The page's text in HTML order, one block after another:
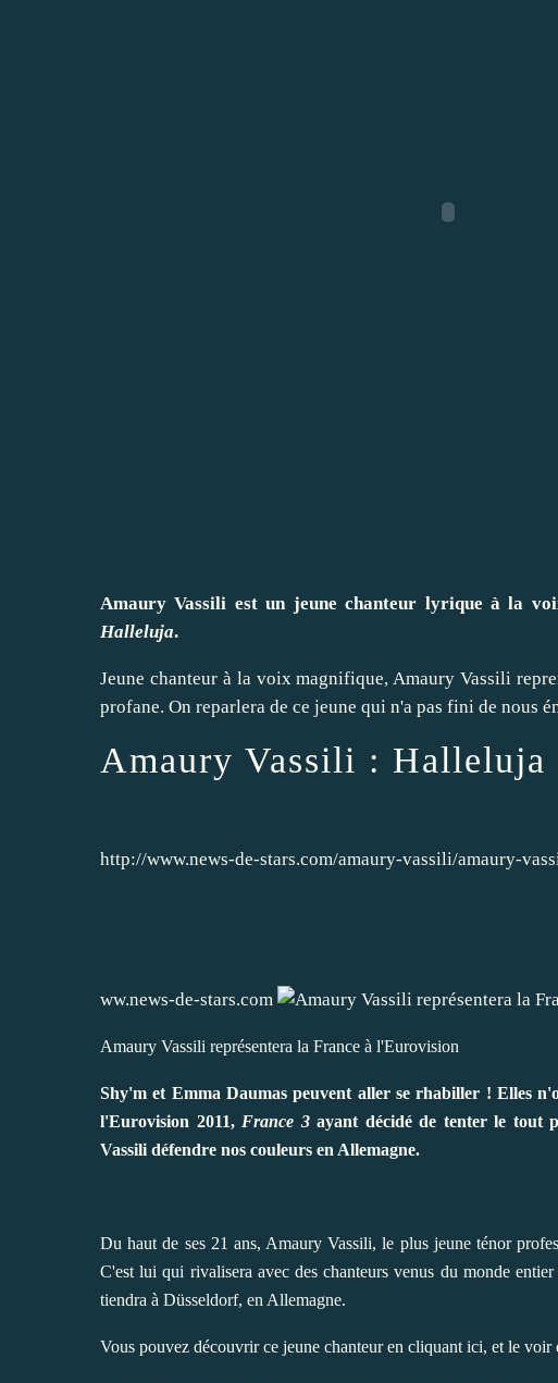
Amaury Vassili est un jeune chanteur lyrique à la
Halleluja.
Jeune chanteur à la voix magnifique, Amaury Vassili
profane. On reparlera de ce jeune qui n'a pas fini de nous
Amaury Vassili : Halleluja
http://www.news-de-stars.com/amaury-vassili/amaury-
ww.news-de-stars.com
Amaury Vassili représentera la France à l'Eurovision
Shy'm et Emma Daumas peuvent aller se rhabiller ! Elles
l'Eurovision 2011, France 3ayant décidé de tenter le tout
Vassili défendre nos couleurs en Allemagne.
Du haut de ses 21 ans, Amaury Vassili, le plus jeune ténor
C'est lui qui rivalisera avec des chanteurs venus du monde
tiendra à Düsseldorf, en Allemagne.
Vous pouvez découvrir ce jeune chanteuren cliquant ici, et le voir